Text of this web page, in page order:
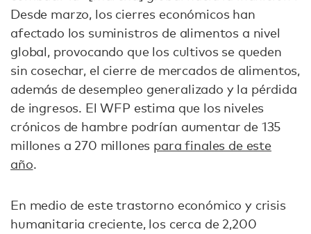
Desde marzo, los cierres económicos han
afectado los suministros de alimentos a nivel
global, provocando que los cultivos se queden
sin cosechar, el cierre de mercados de alimentos,
además de desempleo generalizado y la pérdida
de ingresos. El WFP estima que los niveles
crónicos de hambre podrían aumentar de 135
millones a 270 millones para finales de este
año.
En medio de este trastorno económico y crisis
humanitaria creciente, los cerca de 2,200